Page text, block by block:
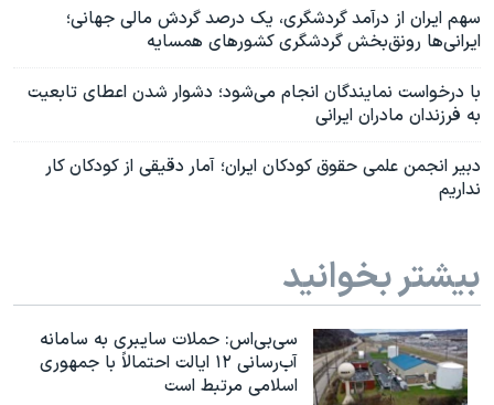
سهم ایران از درآمد گردشگری، یک درصد گردش مالی جهانی؛
ایرانی‌ها رونق‌بخش گردشگری کشورهای همسایه
با درخواست نمایندگان انجام می‌شود؛ دشوار شدن اعطای تابعیت
به فرزندان مادران ایرانی
دبیر انجمن علمی حقوق کودکان ایران؛ آمار دقیقی از کودکان کار
نداریم
بیشتر بخوانید
سی‌بی‌اس: حملات سایبری به سامانه
آب‌رسانی ۱۲ ایالت احتمالاً با جمهوری
اسلامی مرتبط است